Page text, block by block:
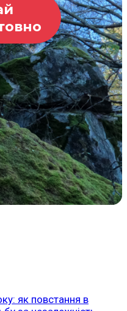
як повстання в